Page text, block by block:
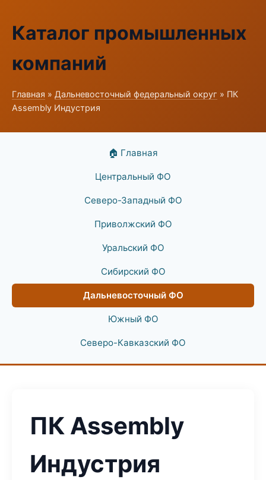
Каталог промышленных
компаний
Главная » Дальневосточный федеральный округ » ПК
Assembly Индустрия
🏠 Главная
Центральный ФО
Северо-Западный ФО
Приволжский ФО
Уральский ФО
Сибирский ФО
Дальневосточный ФО
Южный ФО
Северо-Кавказский ФО
ПК Assembly
Индустрия